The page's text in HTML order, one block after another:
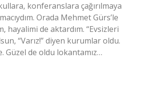
konferanslara çağırılmaya
Orada Mehmet Gürs’le
hayalimi de aktardım. “Evsizleri
“Varız!” diyen kurumlar oldu.
Güzel de oldu lokantamız…